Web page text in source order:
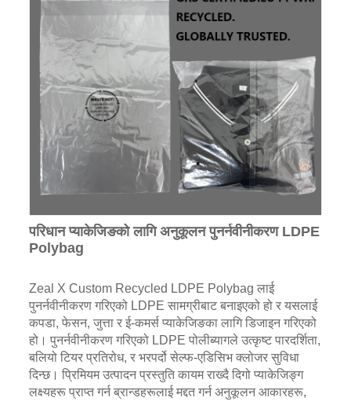
परिधान प्याकेजिङको लागि अनुकूलन पुनर्नवीनीकरण LDPE
Polybag
Zeal X Custom Recycled LDPE Polybag लाई
पुनर्नवीनीकरण गरिएको LDPE सामग्रीबाट बनाइएको हो र यसलाई
कपडा, फेसन, जुत्ता र ई-कमर्स प्याकेजिङका लागि डिजाइन गरिएको
हो। पुनर्नवीनीकरण गरिएको LDPE पोलीब्यागले उत्कृष्ट पारदर्शिता,
बलियो टियर प्रतिरोध, र भरपर्दो सेल्फ-एडिसिभ क्लोजर सुविधा
दिन्छ। प्रिमियम उत्पादन प्रस्तुति कायम राख्दै दिगो प्याकेजिङ्ग
लक्ष्यहरू प्राप्त गर्न ब्रान्डहरूलाई मद्दत गर्न अनुकूलन आकारहरू,